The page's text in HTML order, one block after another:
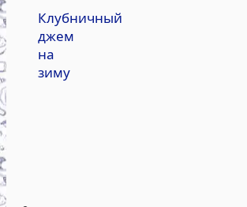
Клубничный
джем
на
зиму